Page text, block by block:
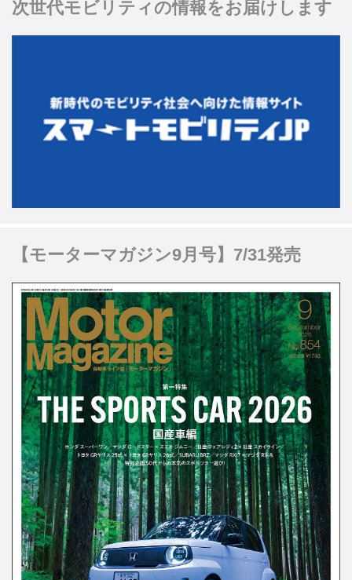
次世代モビリティの情報をお届けします
【モーターマガジン9月号】7/31発売